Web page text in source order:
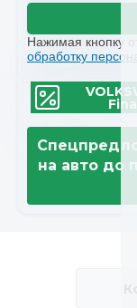
Нажимая кнопку
обработку
на авто до